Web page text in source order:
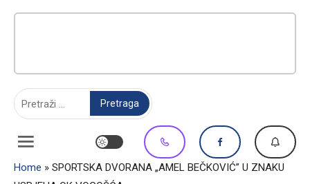
Home » SPORTSKA DVORANA „AMEL BEČKOVIĆ” U ZNAKU